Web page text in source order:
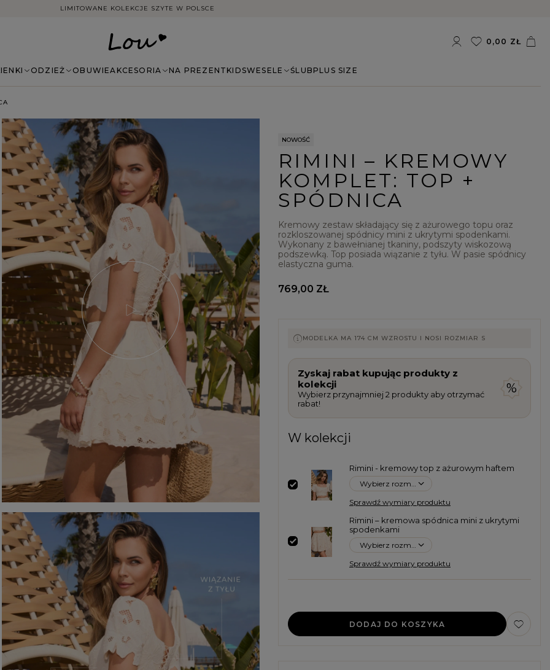
DARMOWA DOSTAWA ZAMÓWIEŃ NA TERENIE POLSKI
0,00 ZŁ
/ Tkanina
/ Długość
/ Ramiączka
Z DŁUGIM RĘKAWEM
Z KRÓTKIM RĘKAWEM
NA RAMIĄCZKACH
Dekolt
BEZ DEKOLTU
NA PLECACH
KWADRATOWY
KOPERTOWY
KARO
ASYMETRYCZNY
CARMEN
ŻÓŁTE
PRINTY
KREMOWE
ODZIEŻ OBUWIEAKCESORIA NA PREZENT KIDSWESELE ŚLUB PLUS SIZE
NOWOŚĆ
RIMINI – KREMOWY
KOMPLET: TOP +
SPÓDNICA
Kremowy zestaw składający się z ażurowego topu oraz
rozkloszowanej spódnicy mini z ukrytymi spodenkami.
Wykonany z bawełnianej tkaniny, podszyty wiskozową
podszewką. Top posiada wiązanie z tyłu. W pasie spódnicy
elastyczna guma.
Zyskaj rabat kupując produkty z
kolekcji
Wybierz przynajmniej 2 produkty aby otrzymać
rabat!
W kolekcji
Rimini - kremowy top z ażurowym haftem
Wybierz rozmiar
Sprawdź wymiary produktu
Rimini – kremowa spódnica mini z ukrytymi
spodenkami
Wybierz rozmiar
Sprawdź wymiary produktu
MODELKA MA 174 CM WZROSTU I NOSI ROZMIAR S
DODAJ DO KOSZYKA
769,00 ZŁ